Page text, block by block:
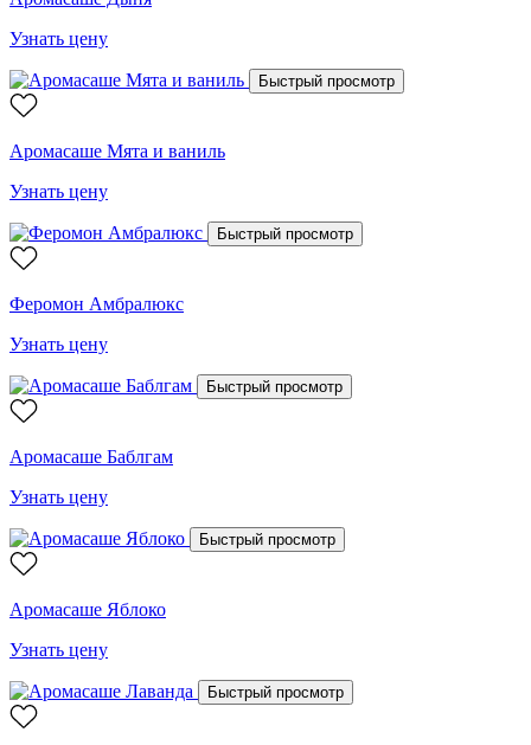
Узнать цену
Быстрый просмотр
Аромасаше Мята и ваниль
Узнать цену
Быстрый просмотр
Феромон Амбралюкс
Узнать цену
Быстрый просмотр
Аромасаше Баблгам
Узнать цену
Быстрый просмотр
Аромасаше Яблоко
Узнать цену
Быстрый просмотр